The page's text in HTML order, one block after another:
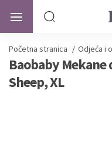
Početna stranica / Odjeća i
Baobaby Mekane
Sheep, XL